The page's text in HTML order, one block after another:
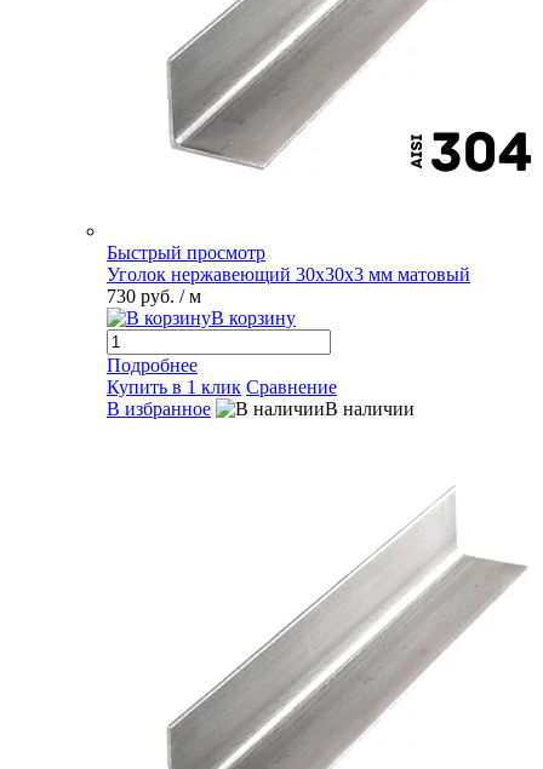
Быстрый просмотр
Уголок нержавеющий 30х30х3 мм матовый
730 руб. / м
В корзину
Подробнее
Купить в 1 клик Сравнение
В избранное
В наличии